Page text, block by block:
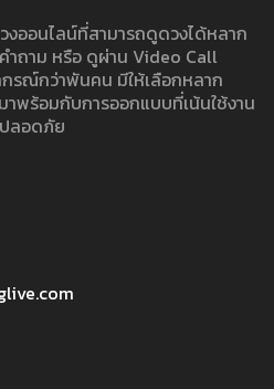
ออนไลน์ที่สามารถดูดวงได้หลาก
ถาม หรือ ดูผ่าน Video Call
รณ์กว่าพันคน มีให้เลือกหลาก
พร้อมกับการออกแบบที่เน้นใช้งาน
ลอดภัย